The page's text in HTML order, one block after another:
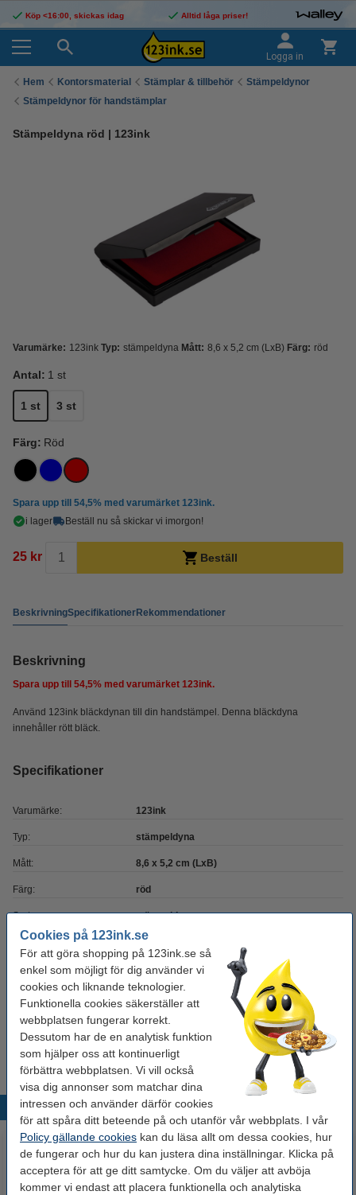
Cookies på 123ink.se
För att göra shopping på 123ink.se så
enkel som möjligt för dig använder vi
cookies och liknande teknologier.
Funktionella cookies säkerställer att
webbplatsen fungerar korrekt.
Dessutom har de en analytisk funktion
som hjälper oss att kontinuerligt
förbättra webbplatsen. Vi vill också
visa dig annonser som matchar dina
intressen och använder därför cookies
för att spåra ditt beteende på och utanför vår webbplats. I vår
Policy gällande cookies kan du läsa allt om dessa cookies, hur
de fungerar och hur du kan justera dina inställningar. Klicka på
acceptera för att ge ditt samtycke. Om du väljer att avböja
kommer vi endast att placera funktionella och analytiska
Köp <16:00, skickas idag Alltid låga priser!
Logga in
Hem Kontorsmaterial Stämplar & tillbehör
Stämpeldynor
Stämpeldynor för handstämplar
Stämpeldyna röd | 123ink
Varumärke: 123ink Typ: stämpeldyna Mått: 8,6 x 5,2 cm (LxB) Färg: röd
Antal: 1 st
1 st 3 st
Färg: Röd
Spara upp till 54,5% med varumärket 123ink.
i lager
Beställ nu så skickar vi imorgon!
25 kr Beställ
BeskrivningSpecifikationerRekommendationer
Beskrivning
Spara upp till 54,5% med varumärket 123ink.
Använd 123ink bläckdynan till din handstämpel. Denna bläckdyna
innehåller rött bläck.
Specifikationer
Varumärke: 123ink
Typ: stämpeldyna
Mått: 8,6 x 5,2 cm (LxB)
Färg: röd
Sort: stämpeldyna
Vårt artikelnr: 301174
Behöver du fler?
Stämpeldyna röd 3st | 123ink
70 kr
Populära produkter